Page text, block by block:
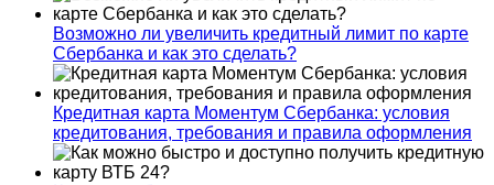
Возможно ли увеличить кредитный лимит по карте
Сбербанка и как это сделать?
Кредитная карта Моментум Сбербанка: условия
кредитования, требования и правила оформления